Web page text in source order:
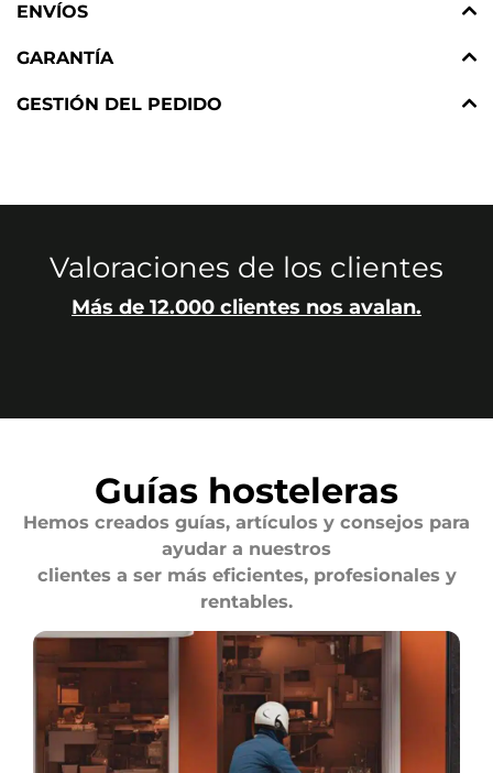
ENVÍOS
GARANTÍA
GESTIÓN DEL PEDIDO
Valoraciones de los clientes
Más de 12.000 clientes nos avalan.
Guías hosteleras
Hemos creados guías, artículos y consejos para
ayudar a nuestros
clientes a ser más eficientes, profesionales y
rentables.